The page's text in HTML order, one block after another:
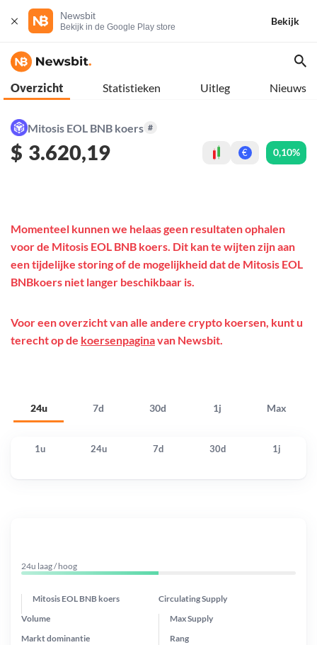
Newsbit
Bekijk in de Google Play store
Bekijk
Overzicht Statistieken Uitleg Nieuws
Mitosis EOL BNB koers #
$ 3.620,19 € 0,10%
24u 7d 30d 1j Max
Momenteel kunnen we helaas geen resultaten ophalen
voor de Mitosis EOL BNB koers. Dit kan te wijten zijn aan
een tijdelijke storing of de mogelijkheid dat de Mitosis EOL
BNBkoers niet langer beschikbaar is.
Voor een overzicht van alle andere crypto koersen, kunt u
terecht op de koersenpaginavan Newsbit.
1u 24u 7d 30d 1j
24u laag / hoog
Mitosis EOL BNB koers Circulating Supply
Max Supply
Markt dominantie
Volume
Rang